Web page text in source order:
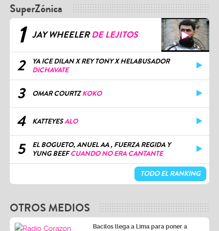
SuperZónica
1 JAY WHEELERDE LEJITOS
2
YA ICE DILAN X REY TONY X HELABUSADOR
DICHAVATE
3 OMAR COURTZKOKO
4 KATTEYESALO
5
EL BOGUETO, ANUEL AA , FUERZA REGIDA Y
YUNG BEEFCUANDO NO ERA CANTANTE
TODO EL RANKING
OTROS MEDIOS
Bacilos llega a Lima para poner a